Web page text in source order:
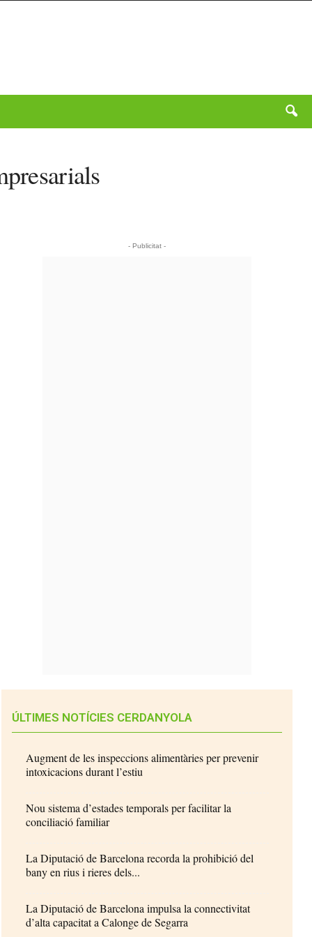
- Publicitat -
ÚLTIMES NOTÍCIES CERDANYOLA
Augment de les inspeccions alimentàries per prevenir
intoxicacions durant l’estiu
Nou sistema d’estades temporals per facilitar la
conciliació familiar
La Diputació de Barcelona recorda la prohibició del
bany en rius i rieres dels...
La Diputació de Barcelona impulsa la connectivitat
d’alta capacitat a Calonge de Segarra